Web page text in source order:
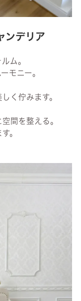
ンデリア
ム。
モニー。
く佇みます。
間を整える。
。